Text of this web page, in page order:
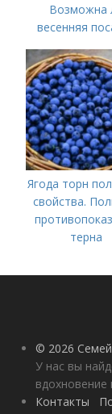
Возможна
весенняя
лучше
Ягода торн
свойства.
терна
© 2026
У нас вы
вдохновение
Контакты